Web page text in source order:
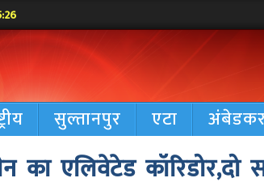
सुल्तानपुर एटा
का एलिवेटेड कॉरिडोर,दो